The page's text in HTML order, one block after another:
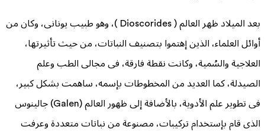
بعد الميلاد ظهر العالم ( Dioscorides )، وهو طبيب يونانى، وكان من
أوائل العلماء، الذين إهتموا بتصنيف النباتات، من حيث تأثيرتها،
العلاجية والسُمية، وكانت نقطة فارقة، فى مجالى الطب وعلم
الصيدلة، كما العديد من المخطوطات بإسمه، ساهمت بشكل كبير،
فى تطوير علم الأدوية، بالأضافة إلى ظهور العالم (Galen) جالينوس
الذى قام بإستخدام تركيبات، مصنوعة من نباتات متعددة وعرفت